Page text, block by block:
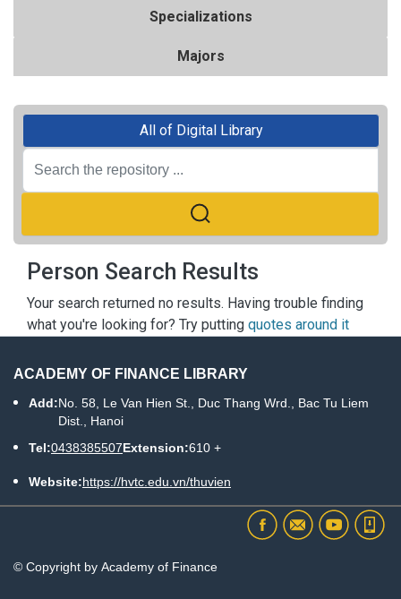
Specializations
Majors
All of Digital Library
Person Search Results
Your search returned no results. Having trouble finding
what you're looking for? Try putting quotes around it
ACADEMY OF FINANCE LIBRARY
Add:No. 58, Le Van Hien St., Duc Thang Wrd., Bac Tu Liem
Dist., Hanoi
Tel:0438385507Extension:610 +
Website:https://hvtc.edu.vn/thuvien
© Copyright by Academy of Finance